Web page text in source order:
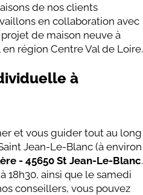
de nos clients
en collaboration avec
de maison neuve à
région Centre Val de Loire.
à
et vous guider tout au long
Jean-Le-Blanc (à environ
- 45650 St Jean-Le-Blanc.
18h30, ainsi que le samedi
conseillers, vous pouvez